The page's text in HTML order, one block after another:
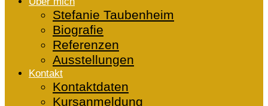
Stefanie Taubenheim
Biografie
Referenzen
Ausstellungen
Kontakt
Kontaktdaten
Kursanmeldung